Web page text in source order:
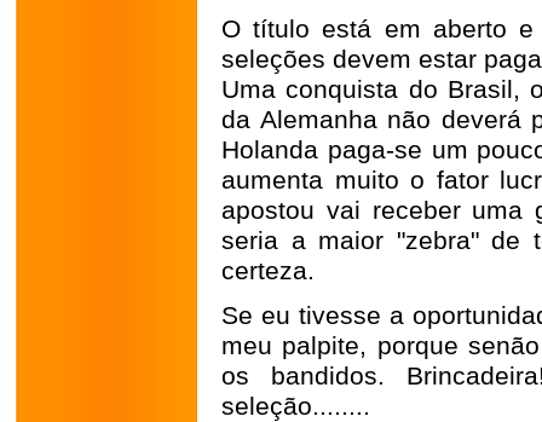
O título está em aberto
seleções devem estar
Uma conquista do Brasil,
da Alemanha não deverá
Holanda paga-se um
aumenta muito o fator
apostou vai receber uma
seria a maior "zebra" de
certeza.
Se eu tivesse a
meu palpite, porque
os bandidos.
seleção........